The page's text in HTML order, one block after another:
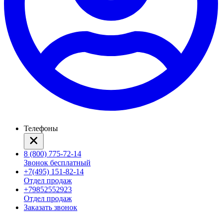
Телефоны
8 (800) 775-72-14
Звонок бесплатный
+7(495) 151-82-14
Отдел продаж
+79852552923
Отдел продаж
Заказать звонок